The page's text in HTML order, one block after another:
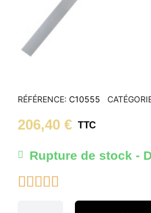
RÉFÉRENCE C10555
206,40 € TTC
Rupture de stock -
